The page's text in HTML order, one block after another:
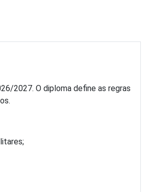
2027. O diploma define as regras